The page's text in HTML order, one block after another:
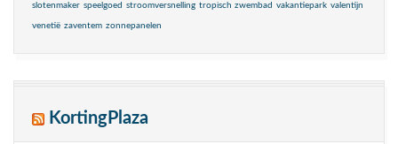
slotenmaker speelgoed stroomversnelling tropisch zwembad vakantiepark valentijn
venetië zaventem zonnepanelen
KortingPlaza